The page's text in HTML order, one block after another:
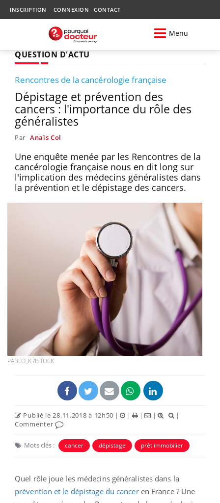
INSCRIPTION CONNEXION CONTACT
Menu
QUESTION D'ACTU
Rencontres de la cancérologie française
Dépistage et prévention des
cancers : l'importance du rôle des
généralistes
Par Anaïs Col
Une enquête menée par les Rencontres de la
cancérologie française nous en dit long sur
l'implication des médecins généralistes dans
la prévention et le dépistage des cancers.
PABLO_K /ISTOCK
Publié le 28.11.2018 à 12h50 | | | |
|
Commenter
Mots clés : cancer dépistage prêt immobilier
Quel rôle joue les médecins généralistes dans la
prévention et le dépistage du canceren France ? Une